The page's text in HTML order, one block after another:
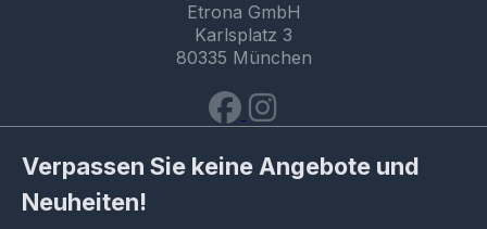
Etrona GmbH
Karlsplatz 3
80335 München
Verpassen Sie keine Angebote und
Neuheiten!